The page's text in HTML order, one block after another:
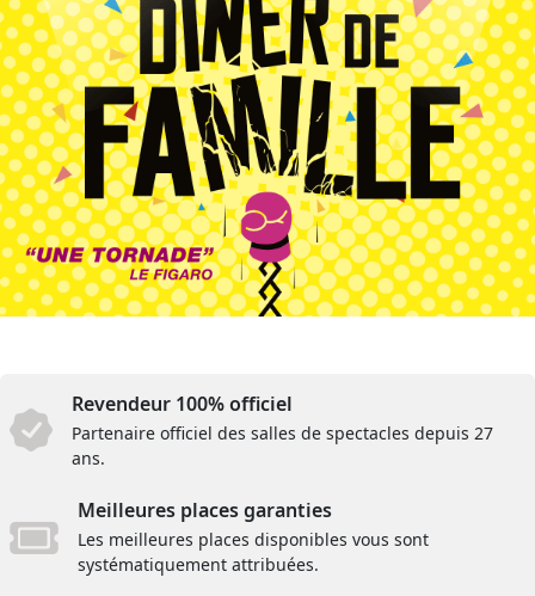
Revendeur 100% officiel
Partenaire officiel des salles de spectacles depuis 27
ans.
Meilleures places garanties
Les meilleures places disponibles vous sont
systématiquement attribuées.